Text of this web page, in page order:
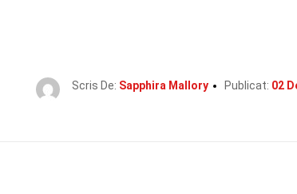
Scris De: Sapphira Mallory Publicat: 02